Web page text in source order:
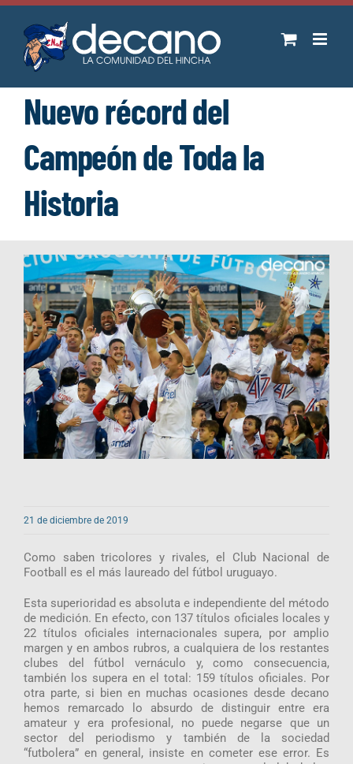
Saltar
contenido
Nuevo récord del
Campeón de Toda la
Historia
21 de diciembre de 2019
Como saben tricolores y rivales, el Club Nacional de
Football es el más laureado del fútbol uruguayo.
Esta superioridad es absoluta e independiente del método
de medición. En efecto, con 137 títulos oficiales locales y
22 títulos oficiales internacionales supera, por amplio
margen y en ambos rubros, a cualquiera de los restantes
clubes del fútbol vernáculo y, como consecuencia,
también los supera en el total: 159 títulos oficiales. Por
otra parte, si bien en muchas ocasiones desde decano
hemos remarcado lo absurdo de distinguir entre era
amateur y era profesional, no puede negarse que un
sector del periodismo y también de la sociedad
“futbolera” en general, insiste en cometer ese error. Es